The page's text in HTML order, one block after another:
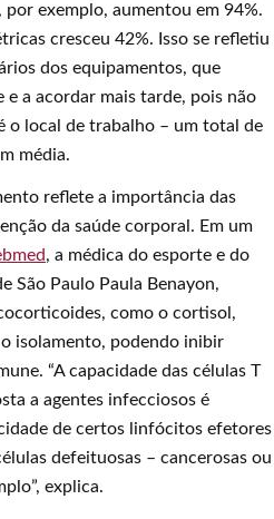
exemplo, aumentou em 94%.
cresceu 42%. Isso se refletiu
dos equipamentos, que
e a acordar mais tarde, pois não
o local de trabalho – um total de
média.
reflete a importância das
da saúde corporal. Em um
, a médica do esporte e do
São Paulo Paula Benayon,
como o cortisol,
isolamento, podendo inibir
“A capacidade das células T
a agentes infecciosos é
de certos linfócitos efetores
defeituosas – cancerosas ou
explica.